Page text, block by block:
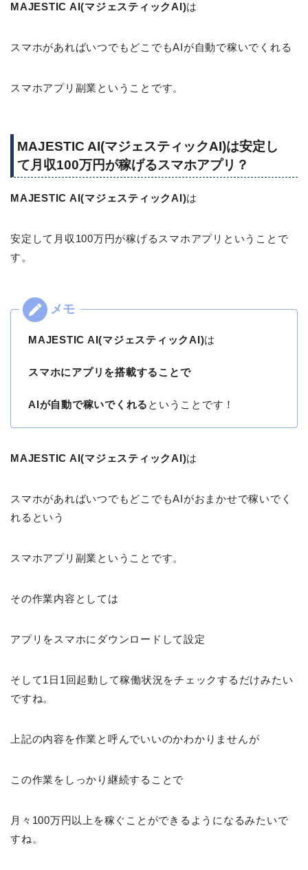
MAJESTIC AI(マジェスティックAI)は
スマホがあればいつでもどこでもAIが自動で稼いでくれる
スマホアプリ副業ということです。
MAJESTIC AI(マジェスティックAI)は安定し
て月収100万円が稼げるスマホアプリ？
MAJESTIC AI(マジェスティックAI)は
安定して月収100万円が稼げるスマホアプリということで
す。
MAJESTIC AI(マジェスティックAI)は
スマホにアプリを搭載することで
AIが自動で稼いでくれる ということです！
MAJESTIC AI(マジェスティックAI)は
スマホがあればいつでもどこでもAIがおまかせで稼いでく
れるという
スマホアプリ副業ということです。
その作業内容としては
アプリをスマホにダウンロードして設定
そして1日1回起動して稼働状況をチェックするだけみたい
ですね。
上記の内容を作業と呼んでいいのかわかりませんが
この作業をしっかり継続することで
月々100万円以上を稼ぐことができるようになるみたいで
すね。